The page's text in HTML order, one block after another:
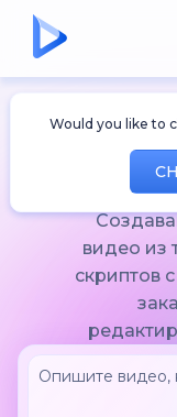
Would you like to
видео из
скриптов